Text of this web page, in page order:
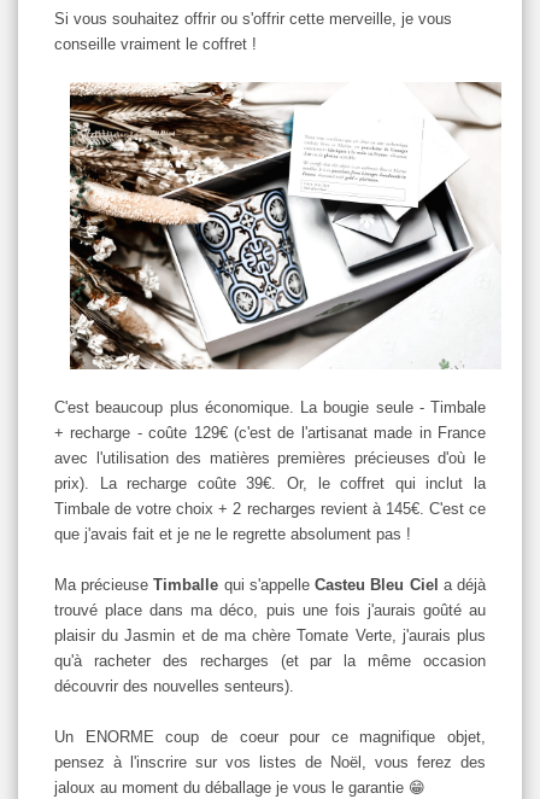
Si vous souhaitez offrir ou s'offrir cette merveille, je vous
conseille vraiment le coffret !
C'est beaucoup plus économique. La bougie seule - Timbale
+ recharge - coûte 129€ (c'est de l'artisanat made in France
avec l'utilisation des matières premières précieuses d'où le
prix). La recharge coûte 39€. Or, le coffret qui inclut la
Timbale de votre choix + 2 recharges revient à 145€. C'est ce
que j'avais fait et je ne le regrette absolument pas !
Ma précieuseTimballe qui s'appelleCasteu Bleu Ciel a déjà
trouvé place dans ma déco, puis une fois j'aurais goûté au
plaisir du Jasmin et de ma chère Tomate Verte, j'aurais plus
qu'à racheter des recharges (et par la même occasion
découvrir des nouvelles senteurs).
Un ENORME coup de coeur pour ce magnifique objet,
pensez à l'inscrire sur vos listes de Noël, vous ferez des
jaloux au moment du déballage je vous le garantie 😁